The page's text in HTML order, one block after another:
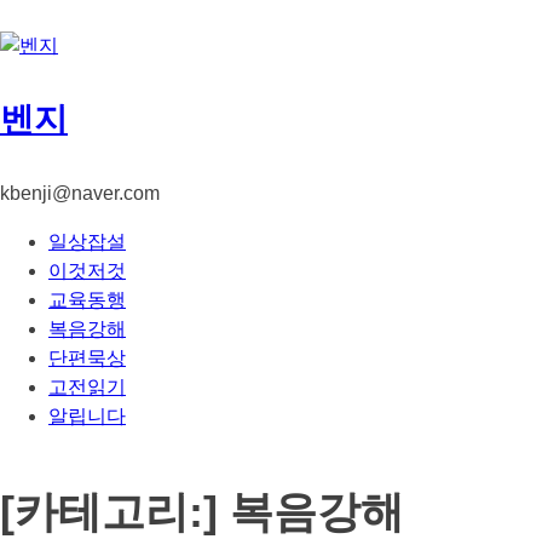
텐
건
뛰
벤지
kbenji@naver.com
일상잡설
이것저것
교육동행
복음강해
단편묵상
고전읽기
알립니다
[카테고리:] 복음강해